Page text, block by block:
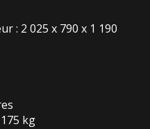
: 2 025 x 790 x 1 190
kg